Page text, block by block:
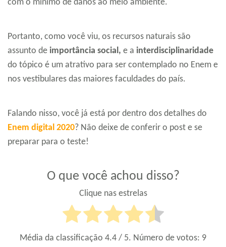
com o mínimo de danos ao meio ambiente.
Portanto, como você viu, os recursos naturais são
assunto de importância social, e a interdisciplinaridade
do tópico é um atrativo para ser contemplado no Enem e
nos vestibulares das maiores faculdades do país.
Falando nisso, você já está por dentro dos detalhes do
Enem digital 2020? Não deixe de conferir o post e se
preparar para o teste!
O que você achou disso?
Clique nas estrelas
Média da classificação 4.4 / 5. Número de votos: 9